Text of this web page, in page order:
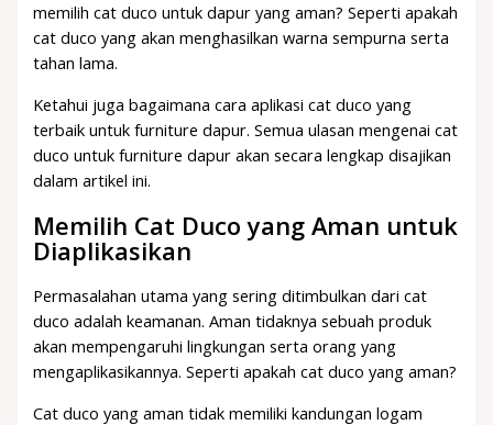
memilih cat duco untuk dapur yang aman? Seperti apakah
cat duco yang akan menghasilkan warna sempurna serta
tahan lama.
Ketahui juga bagaimana cara aplikasi cat duco yang
terbaik untuk furniture dapur. Semua ulasan mengenai cat
duco untuk furniture dapur akan secara lengkap disajikan
dalam artikel ini.
Memilih Cat Duco yang Aman untuk
Diaplikasikan
Permasalahan utama yang sering ditimbulkan dari cat
duco adalah keamanan. Aman tidaknya sebuah produk
akan mempengaruhi lingkungan serta orang yang
mengaplikasikannya. Seperti apakah cat duco yang aman?
Cat duco yang aman tidak memiliki kandungan logam